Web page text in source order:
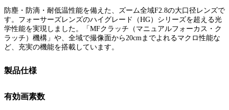
防塵・防滴・耐低温性能を備えた、ズーム全域F2.8の大口径レンズで
す。フォーサーズレンズのハイグレード（HG）シリーズを超える光
学性能を実現しました。「MFクラッチ（マニュアルフォーカス・ク
ラッチ）機構」や、全域で撮像面から20cmまでよれるマクロ性能な
ど、充実の機能を搭載しています。
製品仕様
有効画素数